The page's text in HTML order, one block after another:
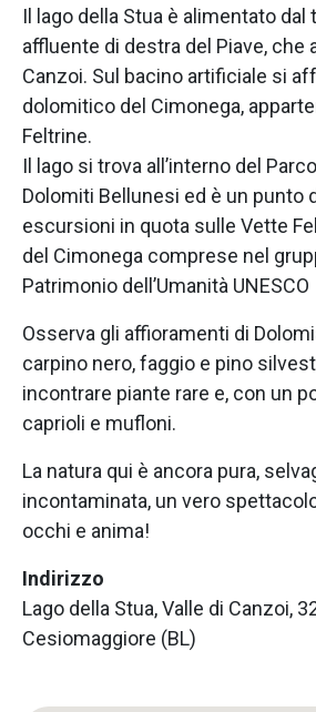
Il lago della Stua è alimentato dal
affluente di destra del Piave, che
Canzoi. Sul bacino artificiale si
dolomitico del Cimonega,
Feltrine.
Il lago si trova all’interno del
Dolomiti Bellunesi ed è un punto
escursioni in quota sulle Vette
del Cimonega comprese nel
Patrimonio dell’Umanità UNESCO
Osserva gli affioramenti di
carpino nero, faggio e pino
incontrare piante rare e, con un
caprioli e mufloni.
La natura qui è ancora pura,
incontaminata, un vero
occhi e anima!
Indirizzo
Lago della Stua, Valle di Canzoi,
Cesiomaggiore (BL)